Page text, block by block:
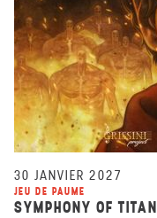
30 JANVIER 2027
JEU DE PAUME
SYMPHONY OF TITAN